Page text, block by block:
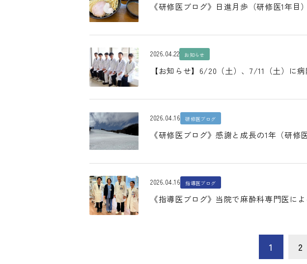
《研修医ブログ》日進月歩（研修医1年目）
2026.04.22 お知らせ
【お知らせ】6/20（土）、7/11（土）に
2026.04.16 研修医ブログ
《研修医ブログ》感謝と成長の1年（研修
2026.04.16 指導医ブログ
《指導医ブログ》当院で麻酔科専門医
1 2